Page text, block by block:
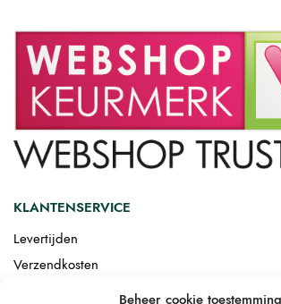
Beheer cookie toestemming
KLANTENSERVICE
Levertijden
Verzendkosten
Afgemonteerd laten bezorgen